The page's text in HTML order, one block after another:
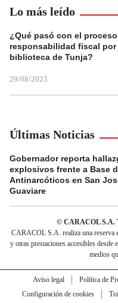
Lo más leído
¿Qué pasó con el
responsabilidad fiscal por
biblioteca de Tunja?
29/08/2023
Últimas Noticias
Gobernador reporta
explosivos frente a Base
Antinarcóticos en San
Guaviare
© CARACOL S.A.
CARACOL S.A. realiza una reserva
y otras prestaciones accesibles desde
medios
Aviso legal Política de
Configuración de cookies